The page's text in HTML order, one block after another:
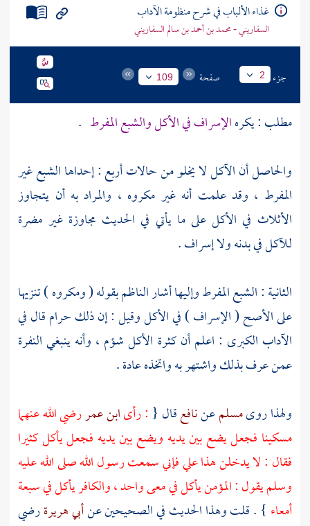
غذاء الألباب في شرح منظومة الآداب
السفاريني - محمد بن أحمد بن سالم السفاريني
جزء 2 صفحة 109
مطلب : يكرهالإسراف في الأكل والشبع المفرط .
والحاصل أن الآكل لا يخلو من حالات أربع : إحداها الشبع غير
المفرط ، وقد علمت أنه غير مكروه ، والمراد به أن يتجاوز
الأثلاث في الأكل على ما يأتي في الحديث مجاوزة غير مضرة
للآكل في بدنه ولا إسراف .
الثانية : الشبع المفرط وإليها أشارالناظمبقوله ( ومكروه ) تنزيها
على الأصح ( الإسراف ) في الأكل وقيل : إن ذلك حرام قال في
الآداب الكبرى : اعلم أن كثرة الأكل شؤم ، وأنه ينبغي النفرة
عمن عرف بذلك واشتهر به واتخذه عادة .
ولهذا روىمسلمعننافعقال { : رأىابن عمررضي الله عنهما
مسكينا فجعل يضع بين يديه ويضع بين يديه فجعل يأكل كثيرا
فقال : لا يدخلن هذا علي فإني سمعت رسول الله صلى الله عليه
وسلم يقول : المؤمن يأكل في معى واحد ، والكافر يأكل في سبعة
أمعاء } . قلت وهذا الحديث في الصحيحين عنأبي هريرةرضي